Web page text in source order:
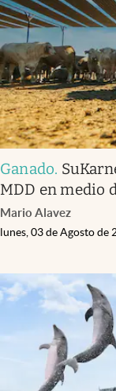
Clima
Espiritualidad
Mediakit
abre en nueva pestaña
México
Ganado.
MDD en medio
Mario Alavez
lunes, 03 de Agosto de